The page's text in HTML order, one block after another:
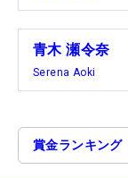
青木 瀬令奈
Serena Aoki
賞金ランキング